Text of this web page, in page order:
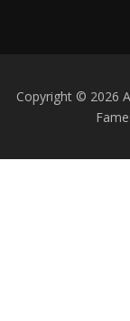
Copyright © 2026